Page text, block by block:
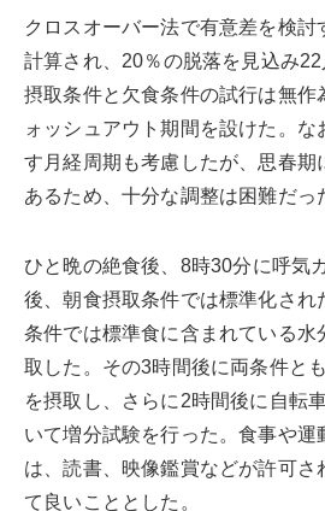
クロスオーバー法で有意差を検討
計算され、20％の脱落を見込み
摂取条件と欠食条件の試行は無作
ォッシュアウト期間を設けた。
す月経周期も考慮したが、思春期
あるため、十分な調整は困難だっ
ひと晩の絶食後、8時30分に呼気
後、朝食摂取条件では標準化され
条件では標準食に含まれている水
取した。その3時間後に両条件と
を摂取し、さらに2時間後に自転
いて増分試験を行った。食事や運
は、読書、映像鑑賞などが許可さ
て良いこととした。